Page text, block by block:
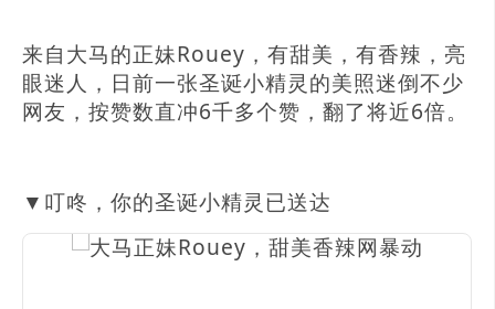
来自大马的正妹Rouey，有甜美，有香辣，亮
眼迷人，日前一张圣诞小精灵的美照迷倒不少
网友，按赞数直冲6千多个赞，翻了将近6倍。
▼叮咚，你的圣诞小精灵已送达